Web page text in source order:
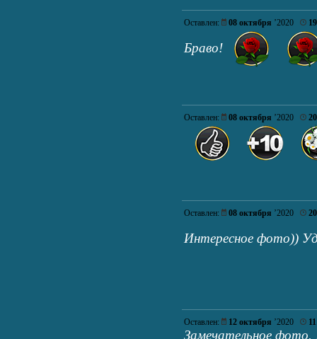
Оставлен: 08 октября ’2020
Браво!
Оставлен: 08 октября ’2020
Оставлен: 08 октября ’2020
Интересное фото))
Оставлен: 12 октября ’2020
Замечательное фото.